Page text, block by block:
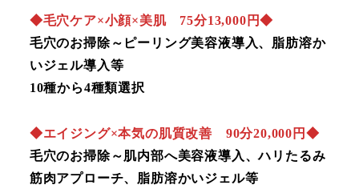
◆毛穴ケア×小顔×美肌 75分13,000円◆
毛穴のお掃除～ピーリング美容液導入、脂肪溶か
いジェル導入等
10種から4種類選択
◆エイジング×本気の肌質改善 90分20,000円◆
毛穴のお掃除～肌内部へ美容液導入、ハリたるみ
筋肉アプローチ、脂肪溶かいジェル等